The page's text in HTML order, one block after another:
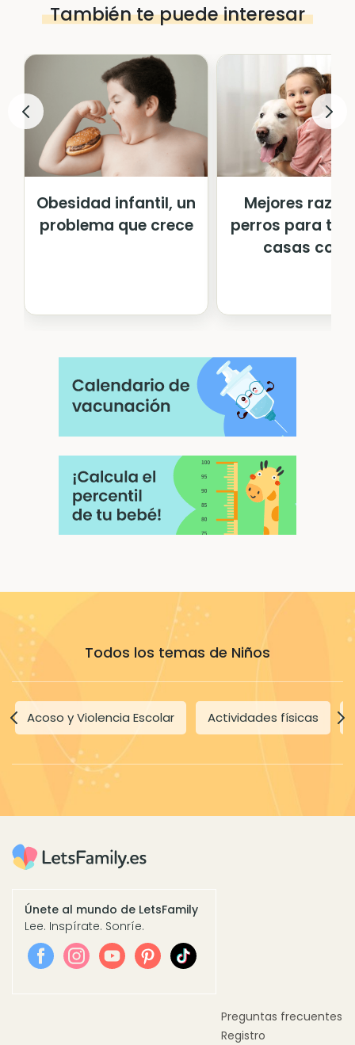
También te puede interesar
Obesidad infantil, un
problema que crece
Mejores razas
perros para
casas con...
Todos los temas de Niños
Acoso y Violencia Escolar Actividades físicas
Únete al mundo de LetsFamily
Lee. Inspírate. Sonríe.
Preguntas frecuentes
Registro